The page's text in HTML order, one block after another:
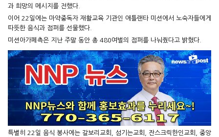
과 희망의 메시지를 전했다.
이어 22일에는 마약중독자 재활교육 기관인 애틀랜타 미션에서 노숙자들에게
따뜻한 음식과 점퍼를 선물했다.
미션아가페측은 지난 주말 동안 총 480여벌의 점퍼를 나눠줬다고 밝혔다.
특별히 22일 음식 봉사에는 갈보리교회, 섬기는교회, 잔스크릭한인교회, 중앙